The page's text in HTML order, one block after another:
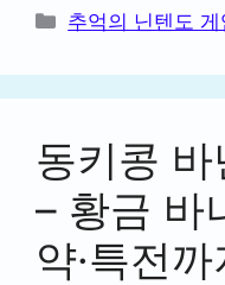
카
고
리
추억의 닌텐도 게
동키콩
– 황금 바
약·특전까